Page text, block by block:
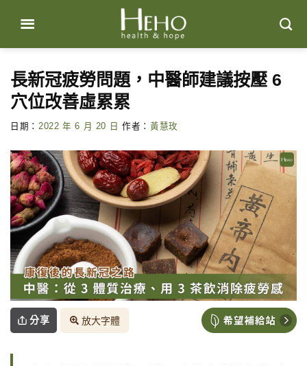
content
長新冠疲勞問題，中醫師建議按壓 6
穴位改善虛累累
日期： 2022 年 6 月 20 日 作者： 黃慧玫
分享 放大字體